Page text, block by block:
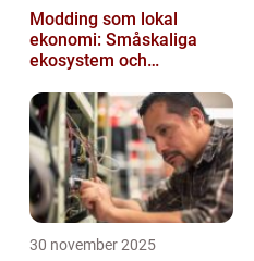
Modding som lokal
ekonomi: Småskaliga
ekosystem och
30 november 2025